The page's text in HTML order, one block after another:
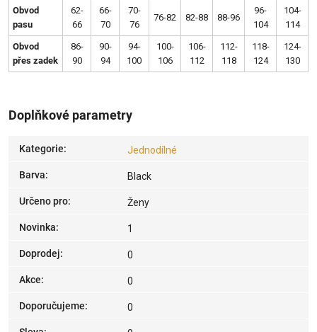
Obvod
pasu
62-
66
66-
70
70-
76
76-82 82-88 88-96
96-
104
104-
114
Obvod
přes zadek
86-
90
90-
94
94-
100
100-
106
106-
112
112-
118
118-
124
124-
130
Doplňkové parametry
Kategorie: Jednodílné
Barva: Black
Určeno pro: Ženy
Novinka: 1
Doprodej: 0
Akce: 0
Doporučujeme: 0